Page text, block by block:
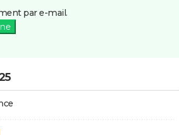
par e-mail.